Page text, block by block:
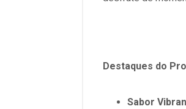
Destaques do
Sabor